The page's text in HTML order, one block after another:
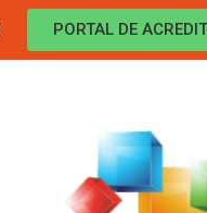
PORTAL DE